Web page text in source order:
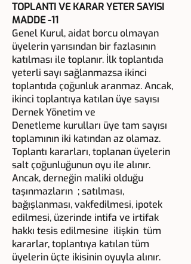
TOPLANTI VE KARAR YETER SAYISI
MADDE -11
Genel Kurul, aidat borcu olmayan
üyelerin yarısından bir fazlasının
katılması ile toplanır. İlk toplantıda
yeterli sayı sağlanmazsa ikinci
toplantıda çoğunluk aranmaz. Ancak,
ikinci toplantıya katılan üye sayısı
Dernek Yönetim ve
Denetleme kurulları üye tam sayısı
toplamının iki katından az olamaz.
Toplantı kararları, toplanan üyelerin
salt çoğunluğunun oyu ile alınır.
Ancak, derneğin maliki olduğu
taşınmazların ; satılması,
bağışlanması, vakfedilmesi, ipotek
edilmesi, üzerinde intifa ve irtifak
hakkı tesis edilmesine ilişkin tüm
kararlar, toplantıya katılan tüm
üyelerin üçte ikisinin oyuyla alınır.